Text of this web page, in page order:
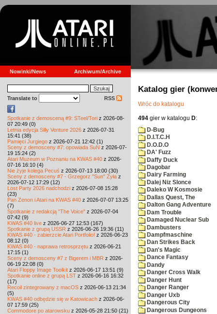
Nowinki/News Archiwum/Archive
Translate to RSS
Spotkanie z demosceną #9: STeel/Tori z 2026-08-
07 20:49 (0)
Letnia edycja Silly Venture 2026 z 2026-07-31
15:41 (38)
Pamięci Jurgiego z 2026-07-21 12:42 (1)
Sceny z demosceny #7: opowiada SuN z 2026-07-
19 15:24 (2)
Atari Muzeum w Poznaniu na KWAS #40 z 2026-
07-16 16:10 (4)
Nie żyje kolega Pecuś z 2026-07-13 18:00 (30)
Sceny z demosceny #7 - Grzegorz "Sun" Żyła z
2026-07-12 17:29 (12)
Lost Party 2026 nadchodzi z 2026-07-08 15:28
(23)
Pan Zenon i Atari na KWAS #40 z 2026-07-07 13:25
(7)
Spotkanie z redakcją "The Voice" z 2026-07-04
07:42 (9)
KWAS #40 live z 2026-06-27 12:53 (167)
Spotkanie z grupą USSR z 2026-06-26 19:36 (11)
KWAS #40 - zabierzcie Atari Portfolio! z 2026-06-23
08:12 (0)
KWAS #40 - naprawa retrosprzętu z 2026-06-21
17:15 (1)
Sceny z demosceny #7 z Bigerem i MBR z 2026-
06-19 22:08 (0)
Atari Floppy Image Toolkit z 2026-06-17 13:51 (9)
Spotkanie online z grupą LST z 2026-06-16 16:32
(17)
Recoil zintegrowany z macOS z 2026-06-13 21:34
(5)
KWAS #40 odbędzie się w Katowicach z 2026-06-
07 17:59 (25)
Commodore po atarowsku z 2026-05-28 21:50 (21)
Katalog gier
Wróc do katalogu
494 gier w katalogu D:
D-Bug
D.I.T.C.H
D.O.D.O
DA' Fuzz
Daffy Duck
Dagobar
Dairy Farming
Dalej Niz Slonce
Daleko W Kosmosie
Dallas Quest, The
Dalton Gang Adventure
Dam Trouble
Damaged Nuclear Sub
Dambusters
Dampfmaschine
Dan Strikes Back
Dan's Magic
Dance Fantasy
Dandy
Danger Cross Walk
Danger Hunt
Danger Ranger
Danger Uxb
Dangerous City
Dangerous Dungeons